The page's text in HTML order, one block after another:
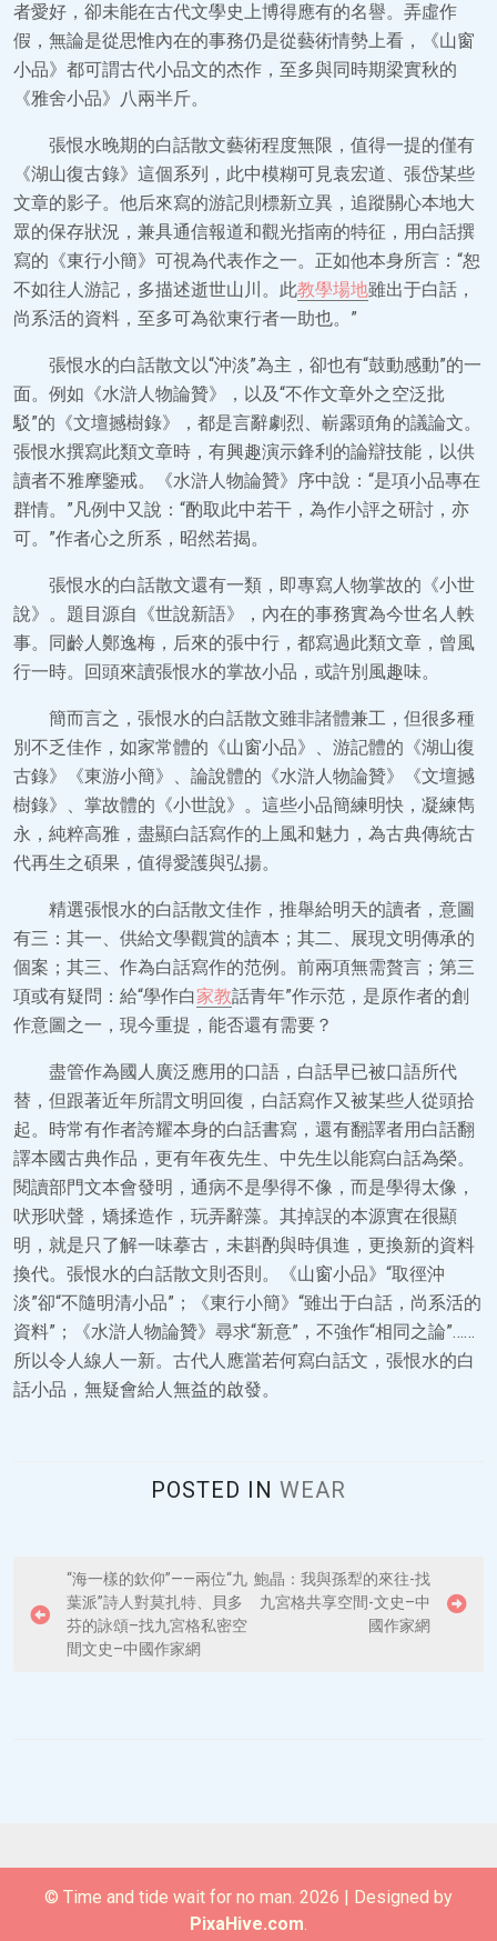
者愛好，卻未能在古代文學史上博得應有的名譽。弄虛作
假，無論是從思惟內在的事務仍是從藝術情勢上看，《山窗
小品》都可謂古代小品文的杰作，至多與同時期梁實秋的
《雅舍小品》八兩半斤。
張恨水晚期的白話散文藝術程度無限，值得一提的僅有
《湖山復古錄》這個系列，此中模糊可見袁宏道、張岱某些
文章的影子。他后來寫的游記則標新立異，追蹤關心本地大
眾的保存狀況，兼具通信報道和觀光指南的特征，用白話撰
寫的《東行小簡》可視為代表作之一。正如他本身所言：“恕
不如往人游記，多描述逝世山川。此教學場地雖出于白話，
尚系活的資料，至多可為欲東行者一助也。”
張恨水的白話散文以“沖淡”為主，卻也有“鼓動感動”的一
面。例如《水滸人物論贊》，以及“不作文章外之空泛批
駁”的《文壇撼樹錄》，都是言辭劇烈、嶄露頭角的議論文。
張恨水撰寫此類文章時，有興趣演示鋒利的論辯技能，以供
讀者不雅摩鑒戒。《水滸人物論贊》序中說：“是項小品專在
群情。”凡例中又說：“酌取此中若干，為作小評之研討，亦
可。”作者心之所系，昭然若揭。
張恨水的白話散文還有一類，即專寫人物掌故的《小世
說》。題目源自《世說新語》，內在的事務實為今世名人軼
事。同齡人鄭逸梅，后來的張中行，都寫過此類文章，曾風
行一時。回頭來讀張恨水的掌故小品，或許別風趣味。
簡而言之，張恨水的白話散文雖非諸體兼工，但很多種
別不乏佳作，如家常體的《山窗小品》、游記體的《湖山復
古錄》《東游小簡》、論說體的《水滸人物論贊》《文壇撼
樹錄》、掌故體的《小世說》。這些小品簡練明快，凝練雋
永，純粹高雅，盡顯白話寫作的上風和魅力，為古典傳統古
代再生之碩果，值得愛護與弘揚。
精選張恨水的白話散文佳作，推舉給明天的讀者，意圖
有三：其一、供給文學觀賞的讀本；其二、展現文明傳承的
個案；其三、作為白話寫作的范例。前兩項無需贅言；第三
項或有疑問：給“學作白家教話青年”作示范，是原作者的創
作意圖之一，現今重提，能否還有需要？
盡管作為國人廣泛應用的口語，白話早已被口語所代
替，但跟著近年所謂文明回復，白話寫作又被某些人從頭拾
起。時常有作者誇耀本身的白話書寫，還有翻譯者用白話翻
譯本國古典作品，更有年夜先生、中先生以能寫白話為榮。
閱讀部門文本會發明，通病不是學得不像，而是學得太像，
吠形吠聲，矯揉造作，玩弄辭藻。其掉誤的本源實在很顯
明，就是只了解一味摹古，未斟酌與時俱進，更換新的資料
換代。張恨水的白話散文則否則。《山窗小品》“取徑沖
淡”卻“不隨明清小品”；《東行小簡》“雖出于白話，尚系活的
資料”；《水滸人物論贊》尋求“新意”，不強作“相同之論”……
所以令人線人一新。古代人應當若何寫白話文，張恨水的白
話小品，無疑會給人無益的啟發。
POSTED IN WEAR
o
“海一樣的欽仰”——兩位“九
葉派”詩人對莫扎特、貝多
芬的詠頌–找九宮格私密空
間文史–中國作家網
鮑晶：我與孫犁的來往-找
九宮格共享空間-文史–中
國作家網
© Time and tide wait for no man. 2026 | Designed by
PixaHive.com.